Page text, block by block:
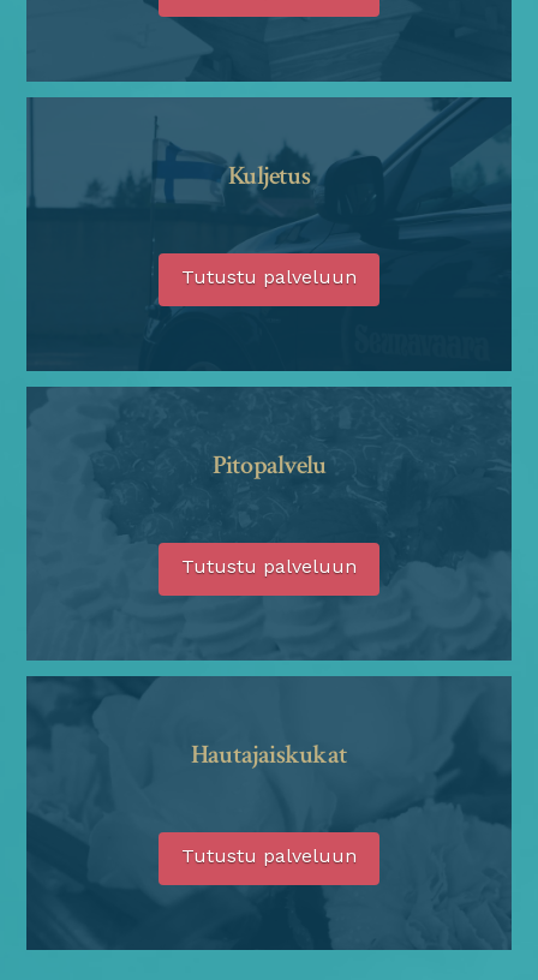
Kuljetus
Tutustu palveluun
Pitopalvelu
Tutustu palveluun
Hautajaiskukat
Tutustu palveluun